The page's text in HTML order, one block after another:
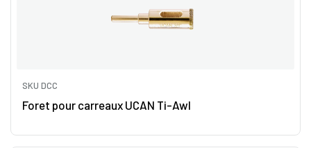
SKU DCC
Foret pour carreaux UCAN Ti-Awl